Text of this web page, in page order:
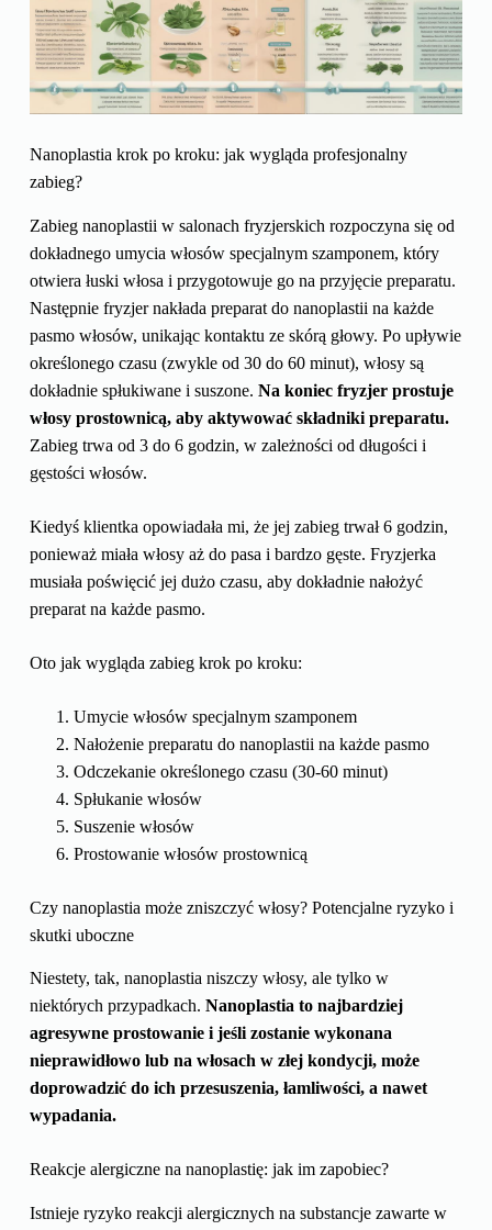
Nanoplastia krok po kroku: jak wygląda profesjonalny
zabieg?
Zabieg nanoplastii w salonach fryzjerskich rozpoczyna się od
dokładnego umycia włosów specjalnym szamponem, który
otwiera łuski włosa i przygotowuje go na przyjęcie preparatu.
Następnie fryzjer nakłada preparat do nanoplastii na każde
pasmo włosów, unikając kontaktu ze skórą głowy. Po upływie
określonego czasu (zwykle od 30 do 60 minut), włosy są
dokładnie spłukiwane i suszone. Na koniec fryzjer prostuje
włosy prostownicą, aby aktywować składniki preparatu.
Zabieg trwa od 3 do 6 godzin, w zależności od długości i
gęstości włosów.
Kiedyś klientka opowiadała mi, że jej zabieg trwał 6 godzin,
ponieważ miała włosy aż do pasa i bardzo gęste. Fryzjerka
musiała poświęcić jej dużo czasu, aby dokładnie nałożyć
preparat na każde pasmo.
Oto jak wygląda zabieg krok po kroku:
Umycie włosów specjalnym szamponem
Nałożenie preparatu do nanoplastii na każde pasmo
Odczekanie określonego czasu (30-60 minut)
Spłukanie włosów
Suszenie włosów
Prostowanie włosów prostownicą
Czy nanoplastia może zniszczyć włosy? Potencjalne ryzyko i
skutki uboczne
Niestety, tak, nanoplastia niszczy włosy, ale tylko w
niektórych przypadkach. Nanoplastia to najbardziej
agresywne prostowanie i jeśli zostanie wykonana
nieprawidłowo lub na włosach w złej kondycji, może
doprowadzić do ich przesuszenia, łamliwości, a nawet
wypadania.
Reakcje alergiczne na nanoplastię: jak im zapobiec?
Istnieje ryzyko reakcji alergicznych na substancje zawarte w